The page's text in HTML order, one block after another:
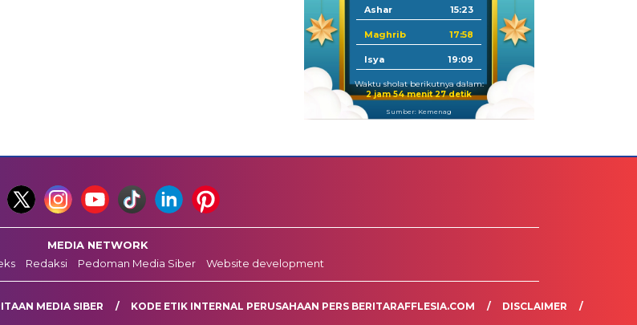
Ashar 15:23
Maghrib 17:58
Isya 19:09
Waktu sholat berikutnya dalam:
2 jam 54 menit 26 detik
Sumber: Kemenag
MEDIA NETWORK
Redaksi Pedoman Media Siber Website development
MEDIA SIBER KODE ETIK INTERNAL PERUSAHAAN PERS BERITARAFFLESIA.COM DISCLAIMER